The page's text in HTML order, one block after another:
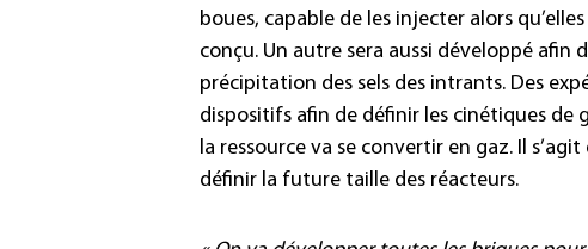
boues, capable de les injecter alors
conçu. Un autre sera aussi développé afin
précipitation des sels des intrants. Des
dispositifs afin de définir les cinétiques de
la ressource va se convertir en gaz. Il
définir la future taille des réacteurs.